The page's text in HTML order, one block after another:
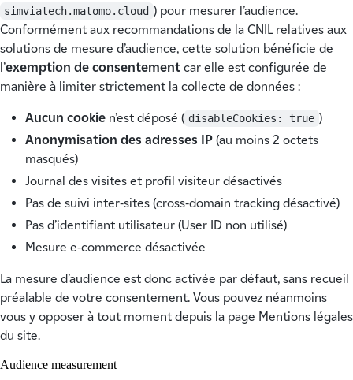
simviatech.matomo.cloud ) pour mesurer l’audience.
Conformément aux recommandations de la CNIL relatives aux
solutions de mesure d’audience, cette solution bénéficie de
l’exemption de consentement car elle est configurée de
manière à limiter strictement la collecte de données :
Aucun cookie n’est déposé ( disableCookies: true )
Anonymisation des adresses IP (au moins 2 octets
masqués)
Journal des visites et profil visiteur désactivés
Pas de suivi inter-sites (cross-domain tracking désactivé)
Pas d’identifiant utilisateur (User ID non utilisé)
Mesure e-commerce désactivée
La mesure d’audience est donc activée par défaut, sans recueil
préalable de votre consentement. Vous pouvez néanmoins
vous y opposer à tout moment depuis la page Mentions légales
du site.
Audience measurement